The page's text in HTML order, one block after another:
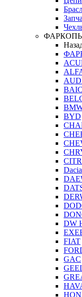
BAIC
BYD
Dacia
DW
FIAT
GAC